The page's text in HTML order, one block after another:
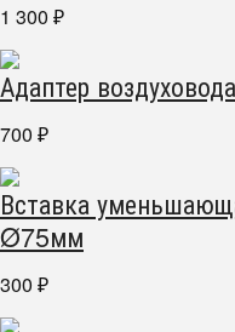
1 300 ₽
Адаптер
700 ₽
Вставка
Ø75мм
300 ₽